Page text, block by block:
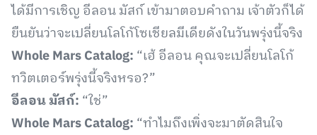
ได้มีการเชิญ อีลอน มัสก์ เข้ามาตอบคำถาม เจ้าตัวก็ได้
ยืนยันว่าจะเปลี่ยนโลโก้โซเชียลมีเดียดังในวันพรุ่งนี้จริง
Whole Mars Catalog: “เฮ้ อีลอน คุณจะเปลี่ยนโลโก้
ทวิตเตอร์พรุ่งนี้จริงหรอ?”
อีลอน มัสก์: “ใช่”
Whole Mars Catalog: “ทำไมถึงเพิ่งจะมาตัดสินใจ